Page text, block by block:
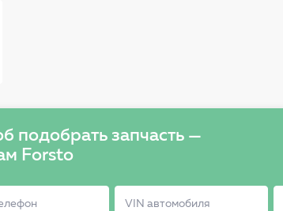
подобрать запчасть —
Forsto